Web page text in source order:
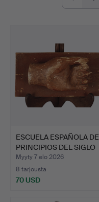
ESCUELA ESPAÑOLA DE
PRINCIPIOS DEL SIGLO
X…
Myyty 7 elo 2026
8 tarjousta
70 USD